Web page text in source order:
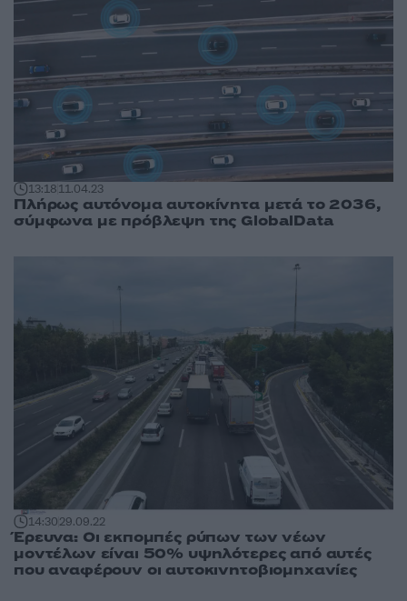
13:1811.04.23
Πλήρως αυτόνομα αυτοκίνητα μετά το 2036,
σύμφωνα με πρόβλεψη της GlobalData
14:3029.09.22
Έρευνα: Οι εκπομπές ρύπων των νέων
μοντέλων είναι 50% υψηλότερες από αυτές
που αναφέρουν οι αυτοκινητοβιομηχανίες